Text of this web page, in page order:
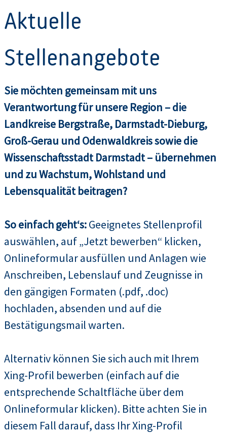
Aktuelle
Stellenangebote
Sie möchten gemeinsam mit uns
Verantwortung für unsere Region – die
Landkreise Bergstraße, Darmstadt-Dieburg,
Groß-Gerau und Odenwaldkreis sowie die
Wissenschaftsstadt Darmstadt – übernehmen
und zu Wachstum, Wohlstand und
Lebensqualität beitragen?
So einfach geht‘s:Geeignetes Stellenprofil
auswählen, auf „Jetzt bewerben“ klicken,
Onlineformular ausfüllen und Anlagen wie
Anschreiben, Lebenslauf und Zeugnisse in
den gängigen Formaten (.pdf, .doc)
hochladen, absenden und auf die
Bestätigungsmail warten.
Alternativ können Sie sich auch mit Ihrem
Xing-Profil bewerben (einfach auf die
entsprechende Schaltfläche über dem
Onlineformular klicken). Bitte achten Sie in
diesem Fall darauf, dass Ihr Xing-Profil